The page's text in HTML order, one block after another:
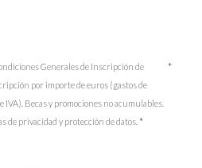
Generales de Inscripción de
por importe de euros (gastos de
IVA). Becas y promociones no acumulables.
de privacidad y protección de datos.